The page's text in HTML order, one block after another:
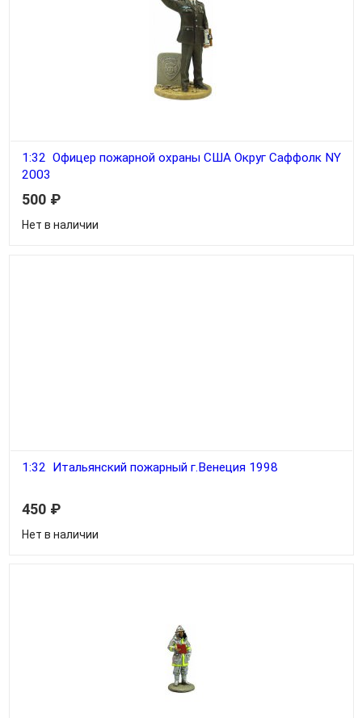
1:32 Офицер пожарной охраны США Округ Саффолк NY
2003
500 ₽
Нет в наличии
1:32 Итальянский пожарный г.Венеция 1998
450 ₽
Нет в наличии